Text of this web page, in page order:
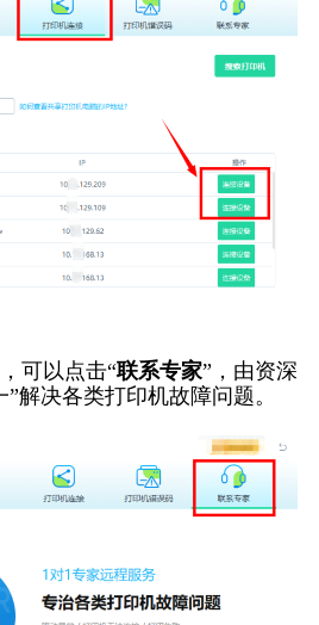
可以点击“联系专家”，由资深
解决各类打印机故障问题。